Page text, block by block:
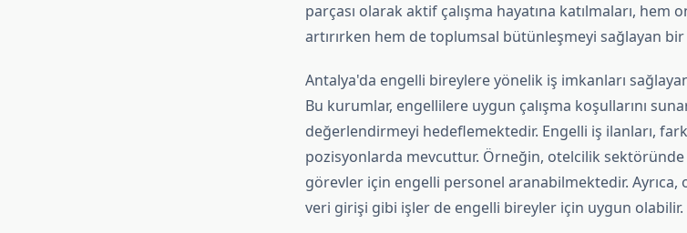
parçası olarak aktif çalışma hayatına katılmaları, hem
artırırken hem de toplumsal bütünleşmeyi sağlayan bir
Antalya'da engelli bireylere yönelik iş imkanları
Bu kurumlar, engellilere uygun çalışma koşullarını
değerlendirmeyi hedeflemektedir. Engelli iş ilanları,
pozisyonlarda mevcuttur. Örneğin, otelcilik
görevler için engelli personel aranabilmektedir. Ayrıca,
veri girişi gibi işler de engelli bireyler için uygun olabilir.